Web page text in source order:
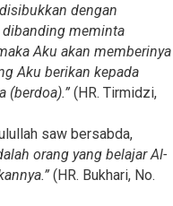
dengan
dibanding meminta
Aku akan memberinya
Aku berikan kepada
(berdoa).” (HR. Tirmidzi,
saw bersabda,
orang yang belajar Al-
(HR. Bukhari, No.